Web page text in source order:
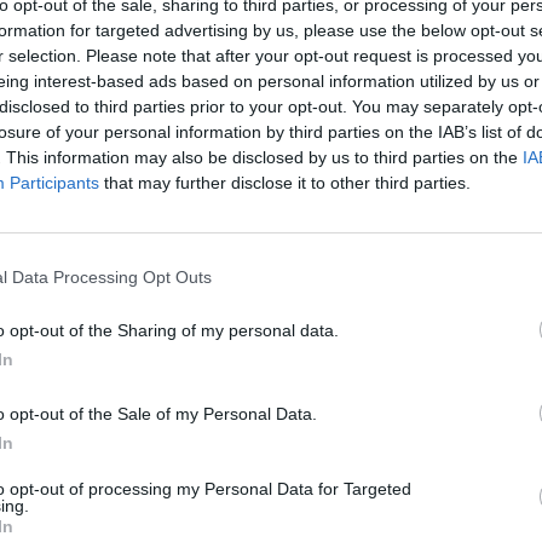
opt-out of the sale, sharing to third parties, or processing of your
for targeted advertising by us, please use the below opt-out
selection. Please note that after your opt-out request is processed
interest-based ads based on personal information utilized by us
to third parties prior to your opt-out. You may separately
of your personal information by third parties on the IAB’s list of
This information may also be disclosed by us to third parties on the
Participants that may further disclose it to other third parties.
Data Processing Opt Outs
opt-out of the Sharing of my personal data.
opt-out of the Sale of my Personal Data.
opt-out of processing my Personal Data for Targeted
των Σεβαστών μοιάζει να διαλύεται
Πηνελόπης οδηγεί και πάλι την Ανέτ
την πιέζουν να ομολογήσειόσα γνωρίζει.
πατέρα της σκότωσε ο Δούκας και
εξομολογείται στον Νικηφόρο την
η Μυρσίνη θα βρεθεί μπροστά σε μια μεγάλη
του Σέργιου και θα καταρρεύσει. Η εκδίκηση
απροκάλυπτα την οργή της ή θα
σχέδιο για να πάρει την εκδίκηση της;
ο ραδιοσταθμός Πρώτο Θέμα 104,6 FM
Μέλισσες» αποκάλυψε ο Γιάννης
την Κατερίνα Καινούργιου. Ο Βόσκαρης …